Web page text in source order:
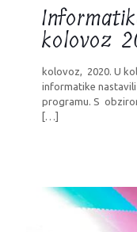
kolovoz
kolovoz, 2020. U
informatike
programu. S
[…]